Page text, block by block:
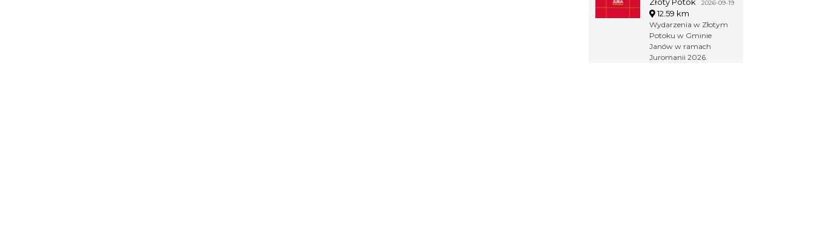
19.09.2026
(sobota)
2026-09-19
12.59 km
Wydarzenia w Złotym
Potoku w Gminie
Janów w ramach
Juromanii 2026.